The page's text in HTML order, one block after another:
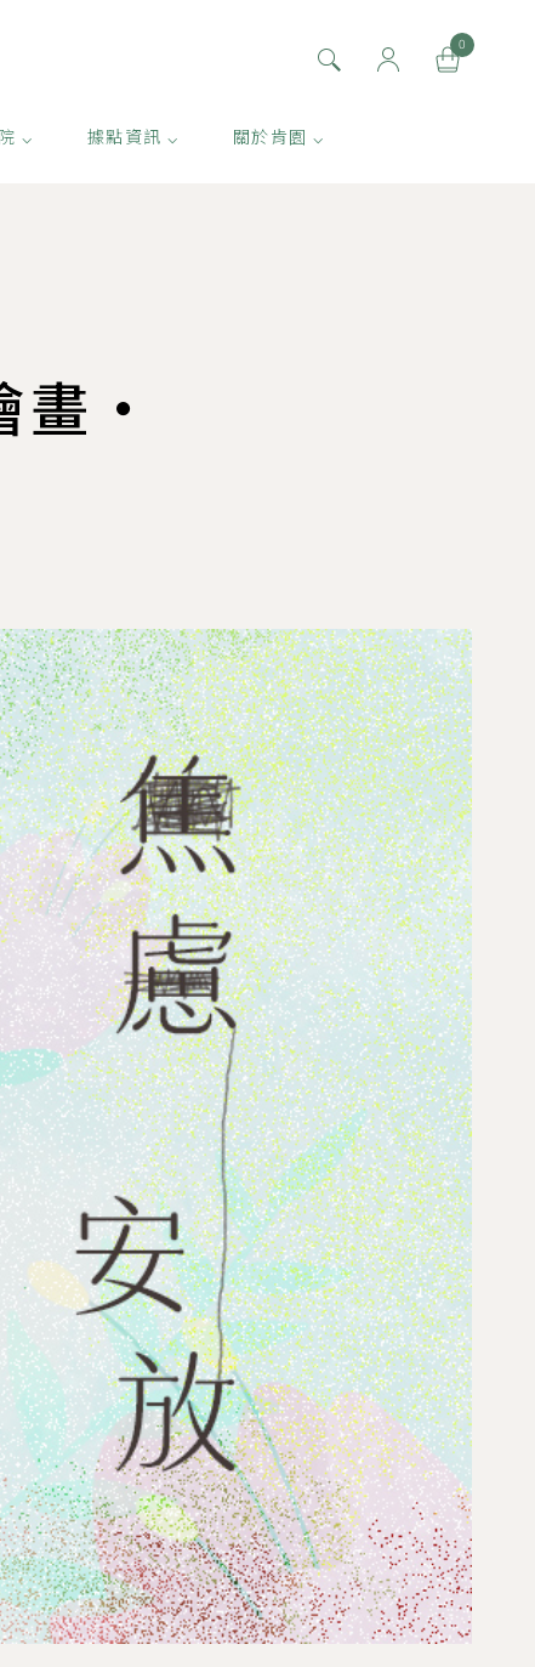
0
⌵ 據點資訊 ⌵ 關於肯園 ⌵
・